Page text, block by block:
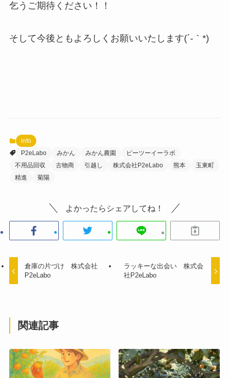
乞うご期待ください！！
そして今後ともよろしくお願いいたします(´-｀*)
info
P2eLabo
みかん みかん農園
ピーツーイーラボ
不用品回収
古物商 引越し 株式会社P2eLabo 熊本
玉東町
精進
菊陽
よかったらシェアしてね！
倉庫の片づけ 株式会社
P2eLabo
ラッキーな出会い 株式会
社P2eLabo
関連記事